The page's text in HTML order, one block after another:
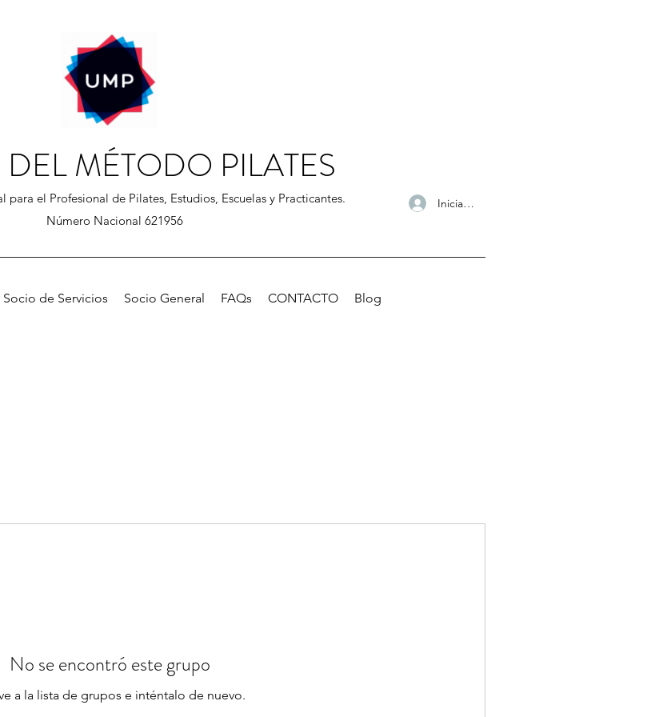
MÉTODO PILATES
para el Profesional de Pilates, Estudios, Escuelas y Practicantes.
Número Nacional 621956
Iniciar sesión
Socio de Servicios Socio General FAQs CONTACTO Blog
No se encontró este grupo
a la lista de grupos e inténtalo de nuevo.